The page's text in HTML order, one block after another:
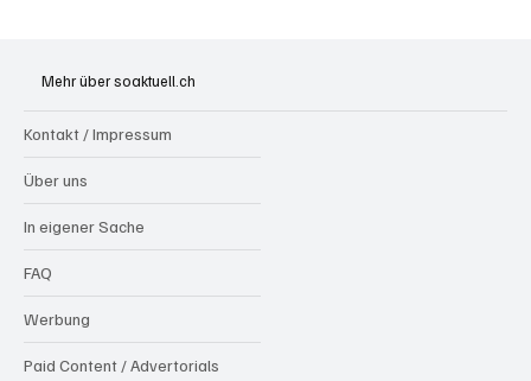
Mehr über soaktuell.ch
Kontakt / Impressum
Über uns
In eigener Sache
FAQ
Werbung
Paid Content / Advertorials